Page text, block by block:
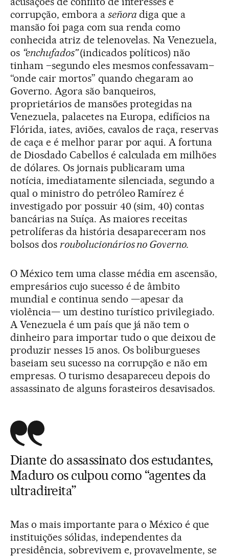
corrupção, embora a señora diga que a
mansão foi paga com sua renda como
conhecida atriz de telenovelas. Na Venezuela,
os “enchufados”(indicados políticos) não
tinham –segundo eles mesmos confessavam–
“onde cair mortos” quando chegaram ao
Governo. Agora são banqueiros,
proprietários de mansões protegidas na
Venezuela, palacetes na Europa, edifícios na
Flórida, iates, aviões, cavalos de raça, reservas
de caça e é melhor parar por aqui. A fortuna
de Diosdado Cabellos é calculada em milhões
de dólares. Os jornais publicaram uma
notícia, imediatamente silenciada, segundo a
qual o ministro do petróleo Ramírez é
investigado por possuir 40 (sim, 40) contas
bancárias na Suíça. As maiores receitas
petrolíferas da história desapareceram nos
bolsos dos roubolucionáriosno Governo.
O México tem uma classe média em ascensão,
empresários cujo sucesso é de âmbito
mundial e continua sendo —apesar da
violência— um destino turístico privilegiado.
A Venezuela é um país que já não tem o
dinheiro para importar tudo o que deixou de
produzir nesses 15 anos. Os boliburgueses
baseiam seu sucesso na corrupção e não em
empresas. O turismo desapareceu depois do
assassinato de alguns forasteiros desavisados.
Diante do assassinato dos estudantes,
Maduro os culpou como “agentes da
ultradireita”
Mas o mais importante para o México é que
instituições sólidas, independentes da
presidência, sobrevivem e, provavelmente, se